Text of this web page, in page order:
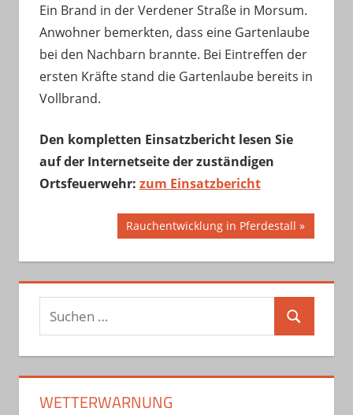
Ein Brand in der Verdener Straße in Morsum.
Anwohner bemerkten, dass eine Gartenlaube
bei den Nachbarn brannte. Bei Eintreffen der
ersten Kräfte stand die Gartenlaube bereits in
Vollbrand.
Den kompletten Einsatzbericht lesen Sie
auf der Internetseite der zuständigen
Ortsfeuerwehr: zum Einsatzbericht
Beitragsnavigation
Nächster
Beitrag:
Rauchentwicklung in Pferdestall
Suchen
nach:
Suchen
WETTERWARNUNG